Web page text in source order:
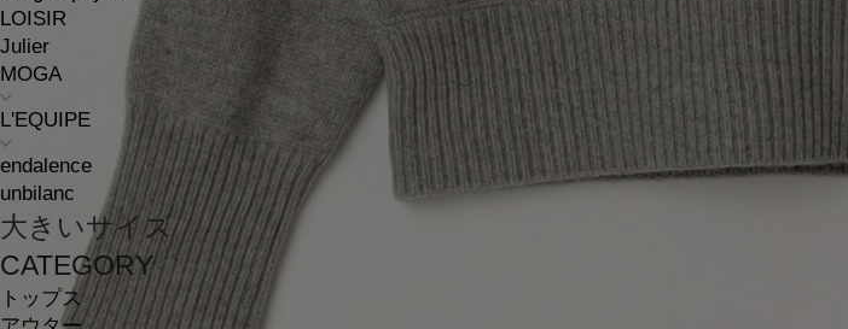
LOISIR
Julier
MOGA
L'EQUIPE
endalence
unbilanc
大きいサイズ
CATEGORY
トップス